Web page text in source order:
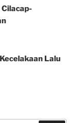
Lalu